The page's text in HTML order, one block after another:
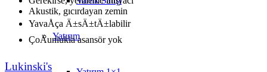
Yatırım
Akustik, gıcırdayan zemin
YavaÅça Ä±sÄ±tÄ±labilir
ÇoÄunlukla asansör yok
Lukinski's